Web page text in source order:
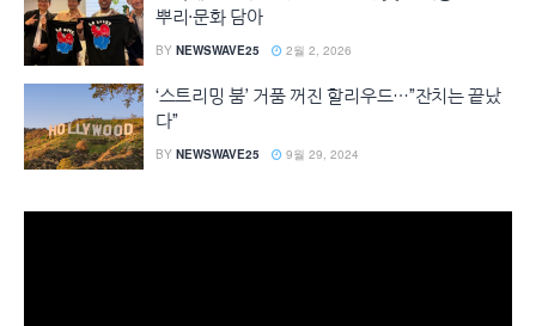
뿌리·문화 담아
BY NEWSWAVE25 2월 2, 2026
‘스트리밍 붐’ 거품 꺼진 할리우드…”잔치는 끝났
다”
BY NEWSWAVE25 9월 29, 2024